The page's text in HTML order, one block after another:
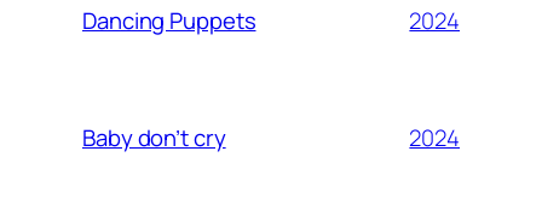
Dancing Puppets 2024
Baby don’t cry 2024